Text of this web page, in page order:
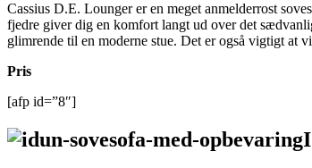
Cassius D.E. Lounger er en meget anmelderrost
fjedre giver dig en komfort langt ud over det
glimrende til en moderne stue. Det er også vigtigt at
Pris
[afp id=”8″]